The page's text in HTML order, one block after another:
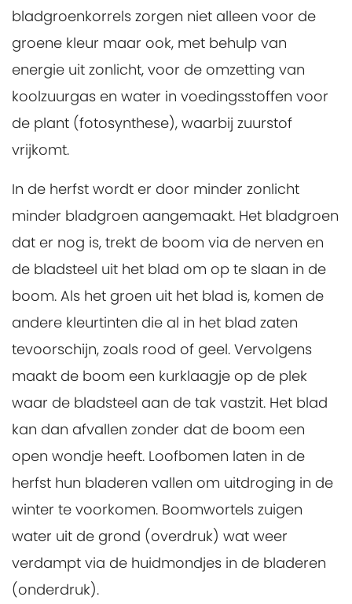
bladgroenkorrels zorgen niet alleen voor de
groene kleur maar ook, met behulp van
energie uit zonlicht, voor de omzetting van
koolzuurgas en water in voedingsstoffen voor
de plant (fotosynthese), waarbij zuurstof
vrijkomt.
In de herfst wordt er door minder zonlicht
minder bladgroen aangemaakt. Het bladgroen
dat er nog is, trekt de boom via de nerven en
de bladsteel uit het blad om op te slaan in de
boom. Als het groen uit het blad is, komen de
andere kleurtinten die al in het blad zaten
tevoorschijn, zoals rood of geel. Vervolgens
maakt de boom een kurklaagje op de plek
waar de bladsteel aan de tak vastzit. Het blad
kan dan afvallen zonder dat de boom een
open wondje heeft. Loofbomen laten in de
herfst hun bladeren vallen om uitdroging in de
winter te voorkomen. Boomwortels zuigen
water uit de grond (overdruk) wat weer
verdampt via de huidmondjes in de bladeren
(onderdruk).